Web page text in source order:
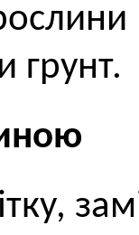
грунт.